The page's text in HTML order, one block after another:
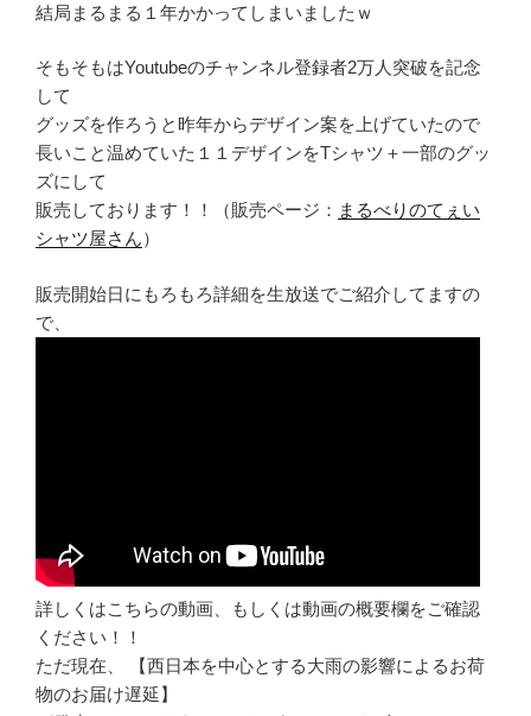
結局まるまる１年かかってしまいましたｗ
そもそもはYoutubeのチャンネル登録者2万人突破を記念
して
グッズを作ろうと昨年からデザイン案を上げていたので
長いこと温めていた１１デザインをTシャツ＋一部のグッ
ズにして
販売しております！！（販売ページ： まるべりのてぇい
シャツ屋さん）
販売開始日にもろもろ詳細を生放送でご紹介してますの
で、
詳しくはこちらの動画、もしくは動画の概要欄をご確認
ください！！
ただ現在、 【西日本を中心とする大雨の影響によるお荷
物のお届け遅延】